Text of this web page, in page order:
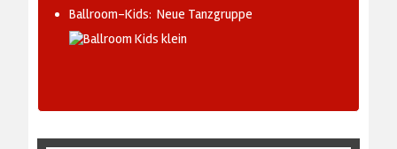
Ballroom-Kids: Neue Tanzgruppe